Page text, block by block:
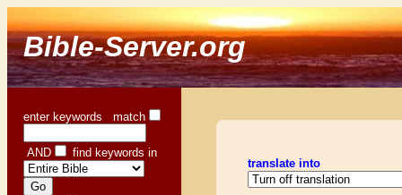
Bible-Server.org
enter keywords match
AND find keywords in
translate into